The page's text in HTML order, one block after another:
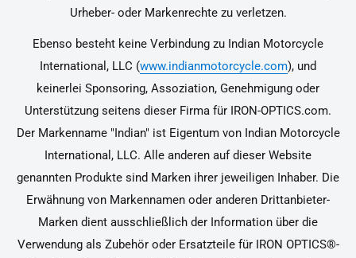
Urheber- oder Markenrechte zu verletzen.
Ebenso besteht keine Verbindung zu Indian Motorcycle
International, LLC (www.indianmotorcycle.com), und
keinerlei Sponsoring, Assoziation, Genehmigung oder
Unterstützung seitens dieser Firma für IRON-OPTICS.com.
Der Markenname "Indian" ist Eigentum von Indian Motorcycle
International, LLC. Alle anderen auf dieser Website
genannten Produkte sind Marken ihrer jeweiligen Inhaber. Die
Erwähnung von Markennamen oder anderen Drittanbieter-
Marken dient ausschließlich der Information über die
Verwendung als Zubehör oder Ersatzteile für IRON OPTICS®-